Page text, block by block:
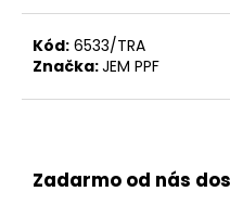
Kód: 6533/TRA
Značka:JEM PPF
Zadarmo od nás
d